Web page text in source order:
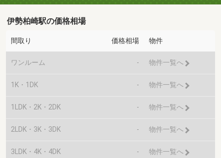
伊勢柏崎駅の価格相場
間取り 価格相場 物件
ワンルーム - 物件一覧へ
1K・1DK - 物件一覧へ
1LDK・2K・2DK - 物件一覧へ
2LDK・3K・3DK - 物件一覧へ
3LDK・4K・4DK - 物件一覧へ